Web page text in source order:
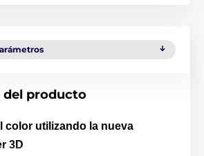
del producto
color utilizando la nueva
3D